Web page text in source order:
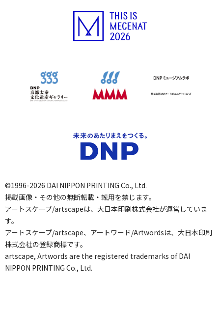
©1996-2026 DAI NIPPON PRINTING Co., Ltd.
掲載画像・その他の無断転載・転用を禁じます。
アートスケープ/artscapeは、大日本印刷株式会社が運営していま
す。
アートスケープ/artscape、アートワード/Artwordsは、大日本印刷
株式会社の登録商標です。
artscape, Artwords are the registered trademarks of DAI
NIPPON PRINTING Co., Ltd.